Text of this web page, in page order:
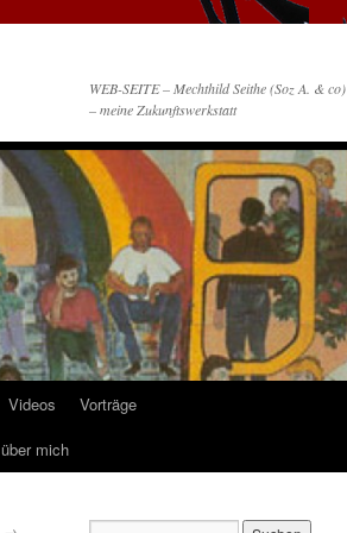
WEB-SEITE – Mechthild Seithe (Soz A. & co)
– meine Zukunftswerkstatt
Videos
Vorträge
über mich